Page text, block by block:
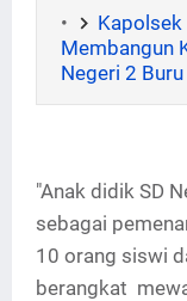
Kapolsek
Membangun
Negeri 2 Buru
"Anak didik SD
sebagai
10 orang siswi
berangkat